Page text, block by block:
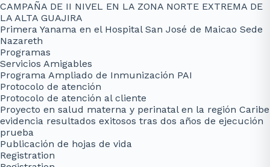
CAMPAÑA DE II NIVEL EN LA ZONA NORTE EXTREMA DE
LA ALTA GUAJIRA
Primera Yanama en el Hospital San José de Maicao Sede
Nazareth
Programas
Servicios Amigables
Programa Ampliado de Inmunización PAI
Protocolo de atención
Protocolo de atención al cliente
Proyecto en salud materna y perinatal en la región Caribe
evidencia resultados exitosos tras dos años de ejecución
prueba
Publicación de hojas de vida
Registration